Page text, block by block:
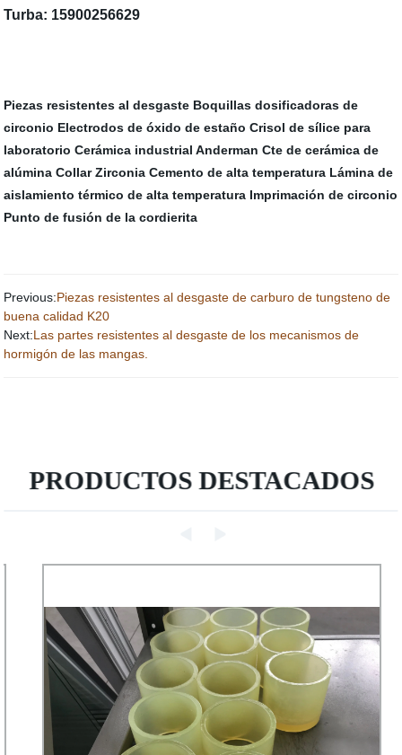
Turba: 15900256629
Piezas resistentes al desgaste Boquillas dosificadoras de
circonio Electrodos de óxido de estaño Crisol de sílice para
laboratorio Cerámica industrial Anderman Cte de cerámica de
alúmina Collar Zirconia Cemento de alta temperatura Lámina de
aislamiento térmico de alta temperatura Imprimación de circonio
Punto de fusión de la cordierita
Previous:Piezas resistentes al desgaste de carburo de tungsteno de
buena calidad K20
Next:Las partes resistentes al desgaste de los mecanismos de
hormigón de las mangas.
PRODUCTOS DESTACADOS